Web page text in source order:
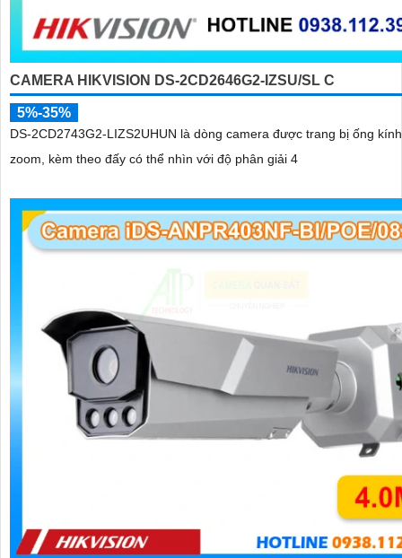
CAMERA HIKVISION DS-2CD2646G2-IZSU/SL C
5%-35%
DS-2CD2743G2-LIZS2UHUN là dòng camera được trang bị ống
zoom, kèm theo đấy có thể nhìn với độ phân giải 4